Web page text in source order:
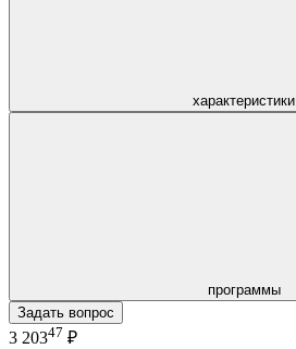
характеристики
программы
Задать вопрос
3 20347 ₽